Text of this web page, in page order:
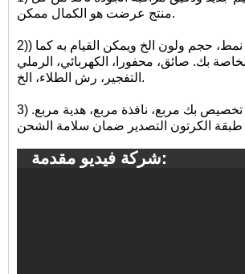
منتج عرضت هو الكمال ممكن.
2)) شعار مخصصة، نمط، حجم ولون الخ ويمكن القيام به كما
بك. صائق، محفورا، الكهربائي، الرملي
التفجير، رش الطلاء، الخ.
3) التعبئة والتغليف: تخصيص بك مربع، نافذة مربع، هدية مربع.
شركة فيديو مقدمة: